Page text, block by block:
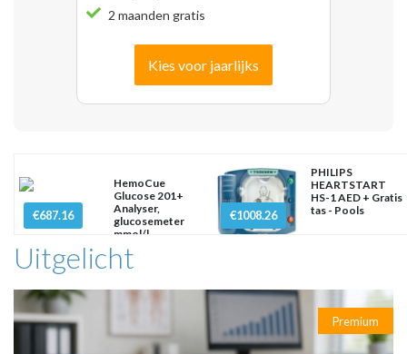
2 maanden gratis
Kies voor jaarlijks
€687.16
HemoCue
Glucose 201+
Analyser,
glucosemeter
mmol/l
€1008.26
PHILIPS
HEARTSTART
HS-1 AED + Gratis
tas - Pools
Uitgelicht
Premium